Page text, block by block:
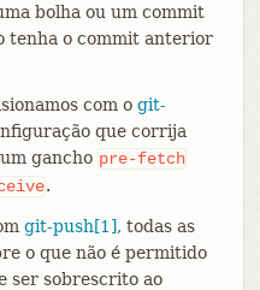
bolha ou um commit
tenha o commit anterior
com o git-
que corrija
gancho pre-fetch
.
git-push[1], todas as
o que não é permitido
ser sobrescrito ao